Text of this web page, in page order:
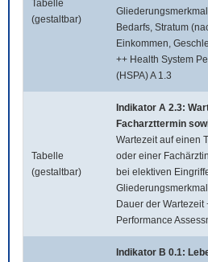
Tabelle
(gestaltbar)
Bedarfs, Stratum
Einkommen,
++ Health System
(HSPA) A 1.3
Tabelle
(gestaltbar)
Indikator A 2.3:
Facharzttermin
Wartezeit auf einen
oder einer
bei elektiven
Dauer der Wartezeit
Performance
Indikator B 0.1: